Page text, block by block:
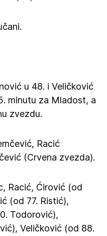
u 48. i Veličković
minutu za Mladost, a
zvezdu.
Racić
(Crvena zvezda).
Racić, Ćirović (od
(od 77. Ristić),
Todorović),
Veličković (od 88.